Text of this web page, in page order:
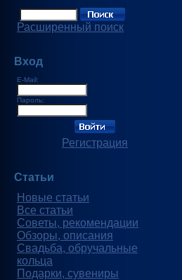
Расширенный поиск
Вход
E-Mail:
Пароль:
Регистрация
Статьи
Новые статьи
Все статьи
Советы, рекомендации
Обзоры, описания
Свадьба, обручальные
кольца
Подарки, сувениры